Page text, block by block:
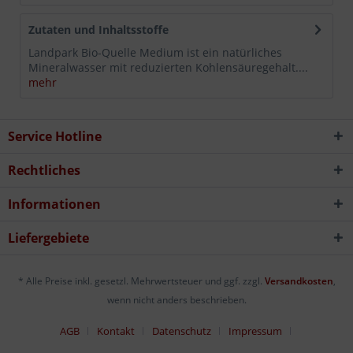
Zutaten und Inhaltsstoffe
Landpark Bio-Quelle Medium ist ein natürliches
Mineralwasser mit reduzierten Kohlensäuregehalt....
mehr
Service Hotline
Rechtliches
Informationen
Liefergebiete
* Alle Preise inkl. gesetzl. Mehrwertsteuer und ggf. zzgl. Versandkosten,
wenn nicht anders beschrieben.
AGB Kontakt Datenschutz
Impressum